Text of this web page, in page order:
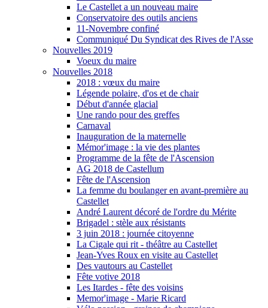
Le Castellet a un nouveau maire
Conservatoire des outils anciens
11-Novembre confiné
Communiqué Du Syndicat des Rives de l'Asse
Nouvelles 2019
Voeux du maire
Nouvelles 2018
2018 : vœux du maire
Légende polaire, d'os et de chair
Début d'année glacial
Une rando pour des greffes
Carnaval
Inauguration de la maternelle
Mémor'image : la vie des plantes
Programme de la fête de l'Ascension
AG 2018 de Castellum
Fête de l'Ascension
La femme du boulanger en avant-première au
Castellet
André Laurent décoré de l'ordre du Mérite
Brigadel : stèle aux résistants
3 juin 2018 : journée citoyenne
La Cigale qui rit - théâtre au Castellet
Jean-Yves Roux en visite au Castellet
Des vautours au Castellet
Fête votive 2018
Les Itardes - fête des voisins
Memor'image - Marie Ricard